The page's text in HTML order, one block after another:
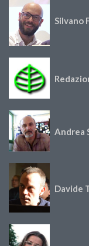
Silvano
Andrea
Davide